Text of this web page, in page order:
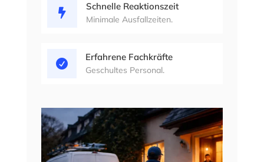

Schnelle Reaktionszeit
Minimale Ausfallzeiten.

Erfahrene Fachkräfte
Geschultes Personal.